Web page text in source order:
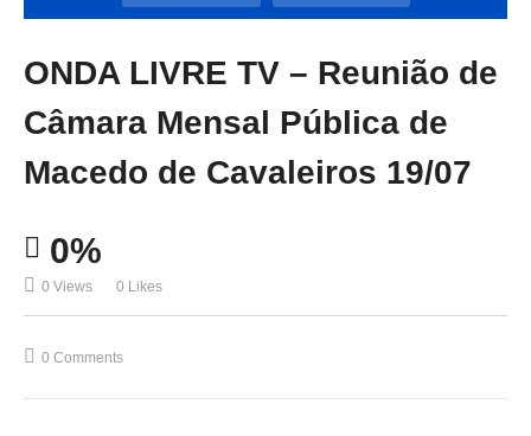
ONDA LIVRE TV – Reunião de
Câmara Mensal Pública de
Macedo de Cavaleiros 19/07
0%
0 Views 0 Likes
0 Comments